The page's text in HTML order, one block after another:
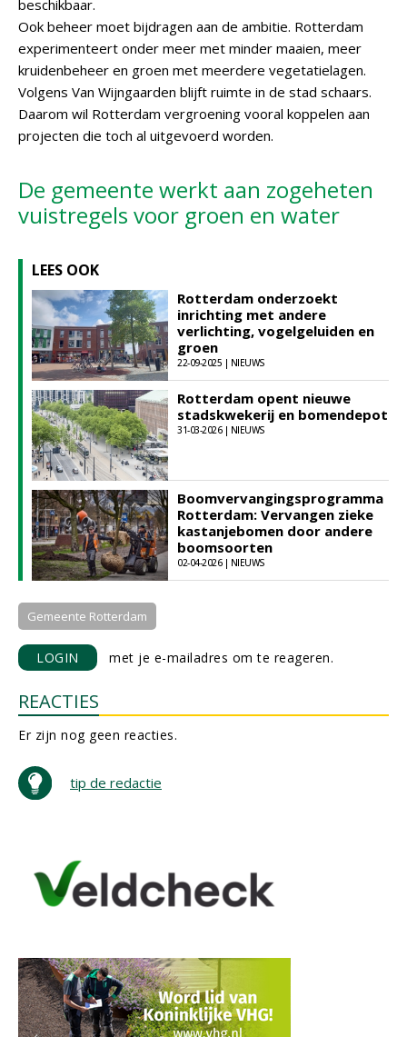
beschikbaar.
Ook beheer moet bijdragen aan de ambitie. Rotterdam
experimenteert onder meer met minder maaien, meer
kruidenbeheer en groen met meerdere vegetatielagen.
Volgens Van Wijngaarden blijft ruimte in de stad schaars.
Daarom wil Rotterdam vergroening vooral koppelen aan
projecten die toch al uitgevoerd worden.
De gemeente werkt aan zogeheten
vuistregels voor groen en water
LEES OOK
Rotterdam onderzoekt
inrichting met andere
verlichting, vogelgeluiden en
groen
22-09-2025 | NIEUWS
Rotterdam opent nieuwe
stadskwekerij en bomendepot
31-03-2026 | NIEUWS
Boomvervangingsprogramma
Rotterdam: Vervangen zieke
kastanjebomen door andere
boomsoorten
02-04-2026 | NIEUWS
Gemeente Rotterdam
LOGIN met je e-mailadres om te reageren.
REACTIES
Er zijn nog geen reacties.
tip de redactie